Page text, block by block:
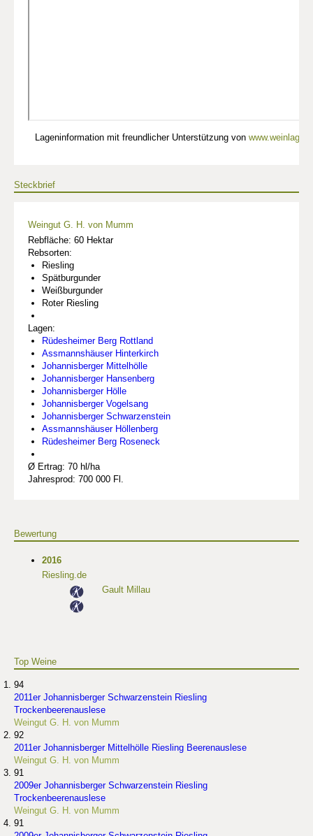
Lageninformation mit freundlicher Unterstützung von
Steckbrief
Weingut G. H. von Mumm
Rebfläche: 60 Hektar
Rebsorten:
Riesling
Spätburgunder
Weißburgunder
Roter Riesling
Lagen:
Rüdesheimer Berg Rottland
Assmannshäuser Hinterkirch
Johannisberger Mittelhölle
Johannisberger Hansenberg
Johannisberger Hölle
Johannisberger Vogelsang
Johannisberger Schwarzenstein
Assmannshäuser Höllenberg
Rüdesheimer Berg Roseneck
Ø Ertrag: 70 hl/ha
Jahresprod: 700 000 Fl.
Bewertung
2016
Riesling.de
Gault Millau
Top Weine
94
2011er Johannisberger Schwarzenstein Riesling
Trockenbeerenauslese
Weingut G. H. von Mumm
92
2011er Johannisberger Mittelhölle Riesling Beerenauslese
Weingut G. H. von Mumm
91
2009er Johannisberger Schwarzenstein Riesling
Trockenbeerenauslese
Weingut G. H. von Mumm
91